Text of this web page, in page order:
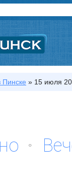
Пинске » 15 июля